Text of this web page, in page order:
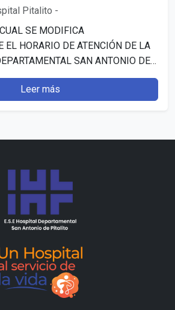
Pitalito -
SE MODIFICA
EL HORARIO DE ATENCIÓN DE LA
SAN ANTONIO DE
Publicado: 7 julio, 2026…
Leer más